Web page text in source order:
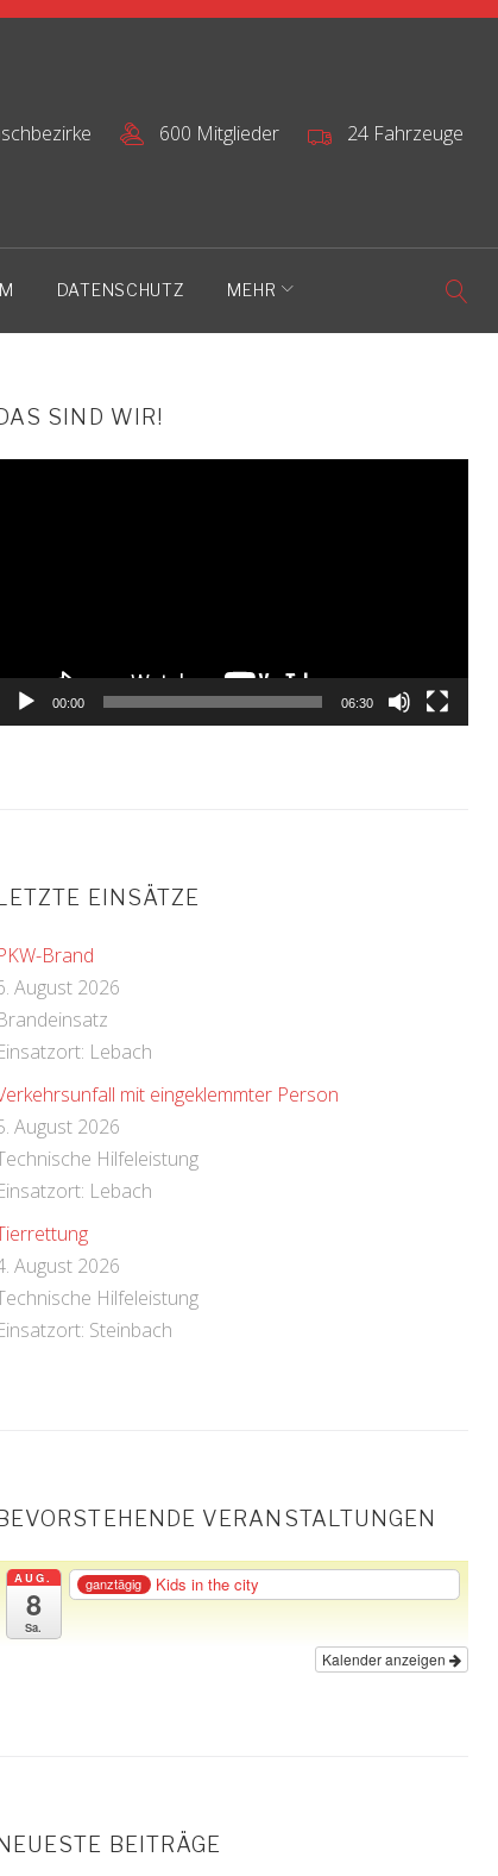
600 Mitglieder 24 Fahrzeuge
DATENSCHUTZ MEHR
DAS SIND WIR!
00:00 06:30
LETZTE EINSÄTZE
Brand
August 2026
Lebach
mit eingeklemmter Person
August 2026
Hilfeleistung
Lebach
August 2026
Hilfeleistung
Steinbach
BEVORSTEHENDE VERANSTALTUNGEN
AUG.
8
Sa.
ganztägig Kids in the city
Kalender anzeigen
NEUESTE BEITRÄGE